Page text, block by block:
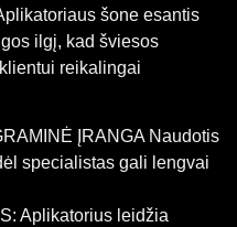
šone esantis
ilgį, kad šviesos
reikalingai
ĮRANGA Naudotis
specialistas gali lengvai
Aplikatorius leidžia